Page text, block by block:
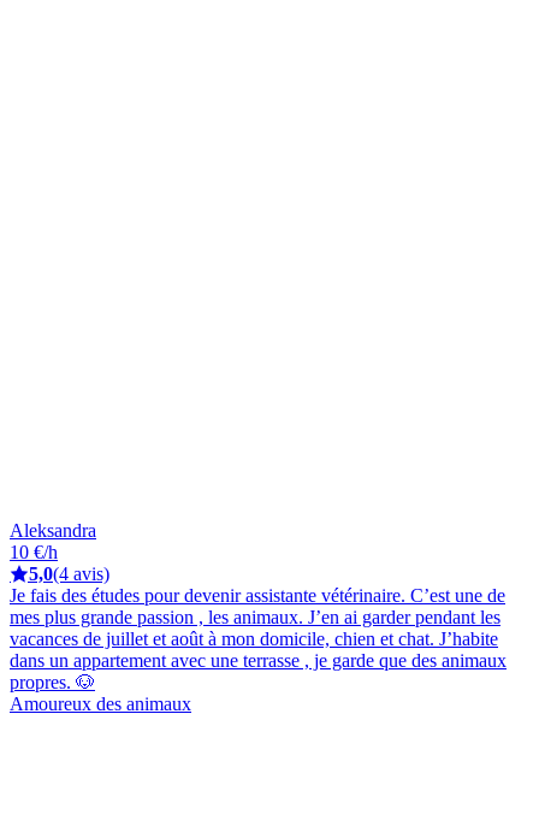
Aleksandra
10 €/h
5,0(4 avis)
Je fais des études pour devenir assistante vétérinaire. C’est une de
mes plus grande passion , les animaux. J’en ai garder pendant les
vacances de juillet et août à mon domicile, chien et chat. J’habite
dans un appartement avec une terrasse , je garde que des animaux
propres. 🐶
Amoureux des animaux